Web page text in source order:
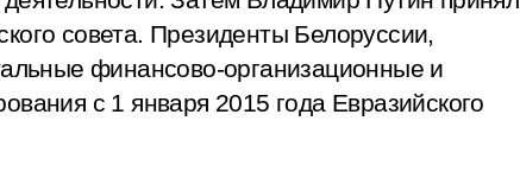
совета. Президенты Белоруссии,
финансово-организационные и
с 1 января 2015 года Евразийского